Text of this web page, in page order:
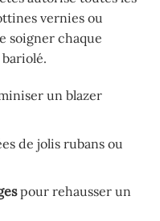
vernies ou
soigner chaque
un blazer
de jolis rubans ou
pour rehausser un